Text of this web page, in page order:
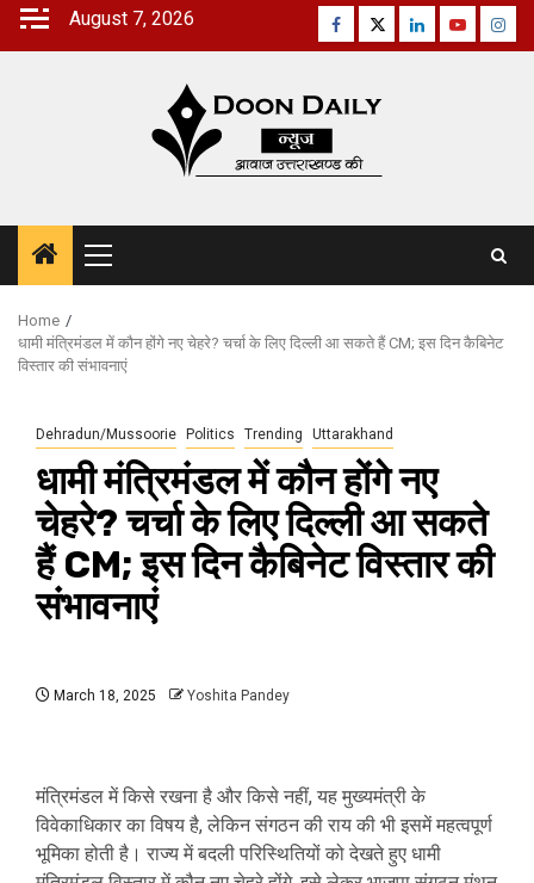
Skip
August 7, 2026 Facebook
TwitterLinkedinYoutube
Primary
Menu
Home
धामी मंत्रिमंडल में कौन होंगे नए चेहरे? चर्चा के लिए दिल्ली आ सकते हैं CM; इस दिन कैबिनेट
विस्तार की संभावनाएं
Dehradun/Mussoorie Politics Trending Uttarakhand
धामी मंत्रिमंडल में कौन होंगे नए
चेहरे? चर्चा के लिए दिल्ली आ सकते
हैं CM; इस दिन कैबिनेट विस्तार की
संभावनाएं
March 18, 2025 Yoshita Pandey
मंत्रिमंडल में किसे रखना है और किसे नहीं, यह मुख्यमंत्री के
विवेकाधिकार का विषय है, लेकिन संगठन की राय की भी इसमें महत्वपूर्ण
भूमिका होती है। राज्य में बदली परिस्थितियों को देखते हुए धामी